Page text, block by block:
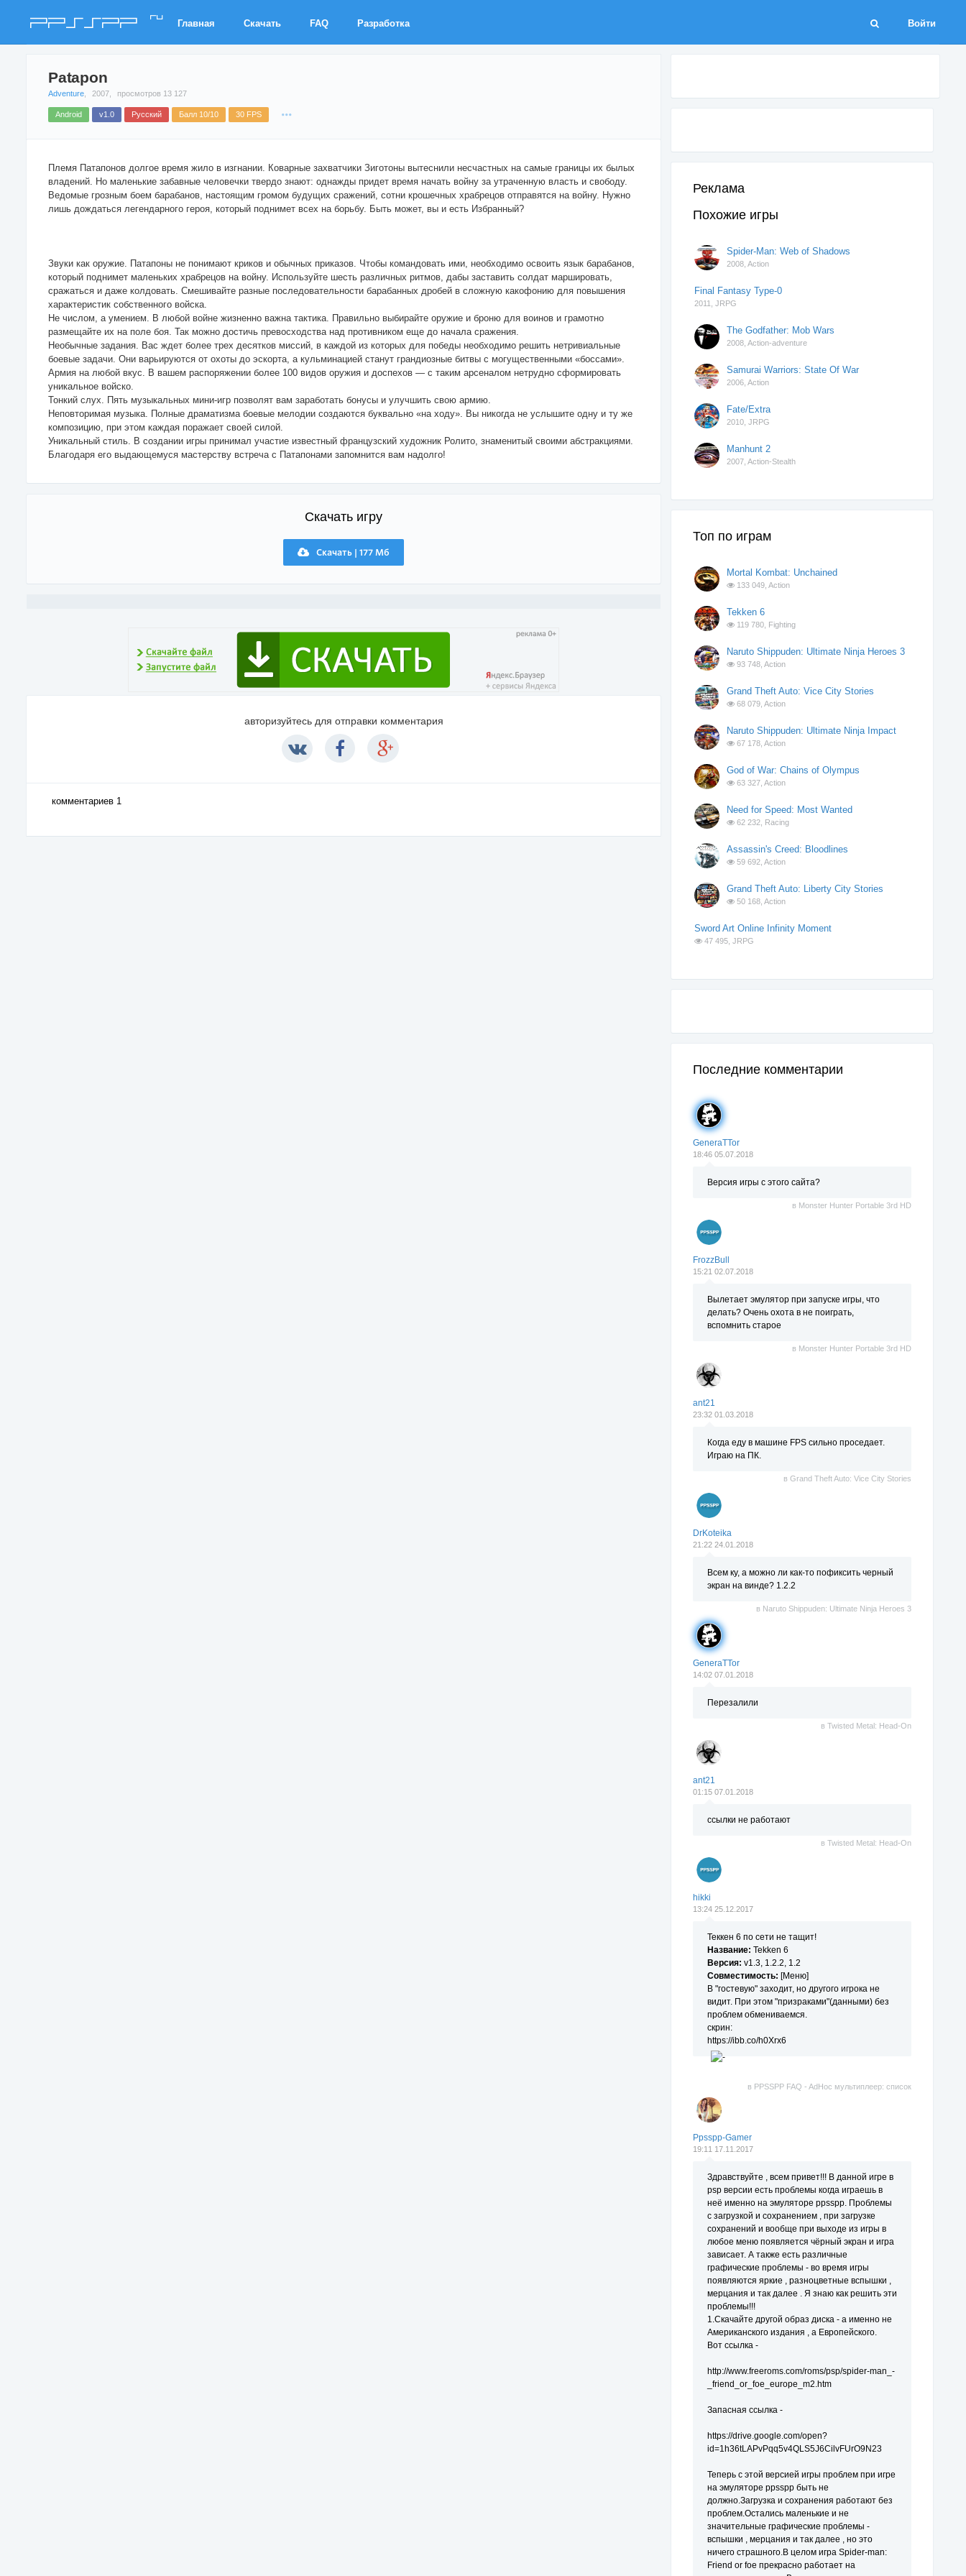
PPSSPP ru
Главная Скачать FAQ Разработка Войти
Patapon
Adventure 2007, просмотров 13 127
Android v1.0 Русский Балл 10/10 30 FPS
Племя Патапонов долгое время жило в изгнании. Коварные захватчики Зиготоны вытеснили несчастных на самые границы их былых
владений. Но маленькие забавные человечки твердо знают: однажды придет время начать войну за утраченную власть и свободу.
Ведомые грозным боем барабанов, настоящим громом будущих сражений, сотни крошечных храбрецов отправятся на войну. Нужно
лишь дождаться легендарного героя, который поднимет всех на борьбу. Быть может, вы и есть Избранный?
Звуки как оружие. Патапоны не понимают криков и обычных приказов. Чтобы командовать ими, необходимо освоить язык барабанов,
который поднимет маленьких храбрецов на войну. Используйте шесть различных ритмов, дабы заставить солдат маршировать,
сражаться и даже колдовать. Смешивайте разные последовательности барабанных дробей в сложную какофонию для повышения
характеристик собственного войска.
Не числом, а умением. В любой войне жизненно важна тактика. Правильно выбирайте оружие и броню для воинов и грамотно
размещайте их на поле боя. Так можно достичь превосходства над противником еще до начала сражения.
Необычные задания. Вас ждет более трех десятков миссий, в каждой из которых для победы необходимо решить нетривиальные
боевые задачи. Они варьируются от охоты до эскорта, а кульминацией станут грандиозные битвы с могущественными «боссами».
Армия на любой вкус. В вашем распоряжении более 100 видов оружия и доспехов — с таким арсеналом нетрудно сформировать
уникальное войско.
Тонкий слух. Пять музыкальных мини-игр позволят вам заработать бонусы и улучшить свою армию.
Неповторимая музыка. Полные драматизма боевые мелодии создаются буквально «на ходу». Вы никогда не услышите одну и ту же
композицию, при этом каждая поражает своей силой.
Уникальный стиль. В создании игры принимал участие известный французский художник Ролито, знаменитый своими абстракциями.
Благодаря его выдающемуся мастерству встреча с Патапонами запомнится вам надолго!
Скачать игру
Скачать | 177 Мб
авторизуйтесь для отправки комментария
комментариев 1
Реклама
Похожие игры
Spider-Man: Web of Shadows
2008,Action
Final Fantasy Type-0
2011,JRPG
The Godfather: Mob Wars
2008,Action-adventure
Samurai Warriors: State Of War
2006,Action
Fate/Extra
2010,JRPG
Manhunt 2
2007,Action-Stealth
Топ по играм
Mortal Kombat: Unchained
133 049,Action
Tekken 6
119 780, Fighting
Naruto Shippuden: Ultimate Ninja Heroes 3
93 748,Action
Grand Theft Auto: Vice City Stories
68 079,Action
Naruto Shippuden: Ultimate Ninja Impact
67 178,Action
God of War: Chains of Olympus
63 327,Action
Need for Speed: Most Wanted
62 232, Racing
Assassin's Creed: Bloodlines
59 692,Action
Grand Theft Auto: Liberty City Stories
50 168,Action
Sword Art Online Infinity Moment
47 495,JRPG
Последние комментарии
GeneraTTor
18:46 05.07.2018
Версия игры с этого сайта?
в Monster Hunter Portable 3rd HD
FrozzBull
15:21 02.07.2018
Вылетает эмулятор при запуске игры, что
делать? Очень охота в не поиграть,
вспомнить старое
в Monster Hunter Portable 3rd HD
ant21
23:32 01.03.2018
Когда еду в машине FPS сильно проседает.
Играю на ПК.
вGrand Theft Auto: Vice City Stories
DrKoteika
21:22 24.01.2018
Всем ку, а можно ли как-то пофиксить черный
экран на винде? 1.2.2
в Naruto Shippuden: Ultimate Ninja Heroes 3
GeneraTTor
14:02 07.01.2018
Перезалили
вTwisted Metal: Head-On
ant21
01:15 07.01.2018
ссылки не работают
вTwisted Metal: Head-On
hikki
13:24 25.12.2017
Теккен 6 по сети не тащит!
Название: Tekken 6
Версия: v1.3, 1.2.2, 1.2
Совместимость: [Меню]
В "гостевую" заходит, но другого игрока не
видит. При этом "призраками"(данными) без
проблем обмениваемся.
скрин:
https://ibb.co/h0Xrx6
в PPSSPP FAQ - AdHoc мультиплеер: список
Ppsspp-Gamer
19:11 17.11.2017
Здравствуйте , всем привет!!! В данной игре в
psp версии есть проблемы когда играешь в
неё именно на эмуляторе ppsspp. Проблемы
с загрузкой и сохранением , при загрузке
сохранений и вообще при выходе из игры в
любое меню появляется чёрный экран и игра
зависает. А также есть различные
графические проблемы - во время игры
появляются яркие , разноцветные вспышки ,
мерцания и так далее . Я знаю как решить эти
проблемы!!!
1.Скачайте другой образ диска - а именно не
Американского издания , а Европейского.
Вот ссылка -
http://www.freeroms.com/roms/psp/spider-man_-
_friend_or_foe_europe_m2.htm
Запасная ссылка -
https://drive.google.com/open?
id=1h36tLAPvPqq5v4QLS5J6CilvFUrO9N23
Теперь с этой версией игры проблем при игре
на эмуляторе ppsspp быть не
должно.Загрузка и сохранения работают без
проблем.Остались маленькие и не
значительные графические проблемы -
вспышки , мерцания и так далее , но это
ничего страшного.В целом игра Spider-man:
Friend or foe прекрасно работает на